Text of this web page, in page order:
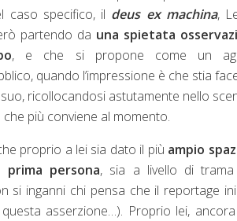
caso specifico, il deus ex machina,
partendo da una spietata
, e che si propone come un
quando l’impressione è che stia
ricollocandosi astutamente nello
più conviene al momento.
proprio a lei sia dato il più ampio
prima persona, sia a livello di
si inganni chi pensa che il reportage
questa asserzione…). Proprio lei,